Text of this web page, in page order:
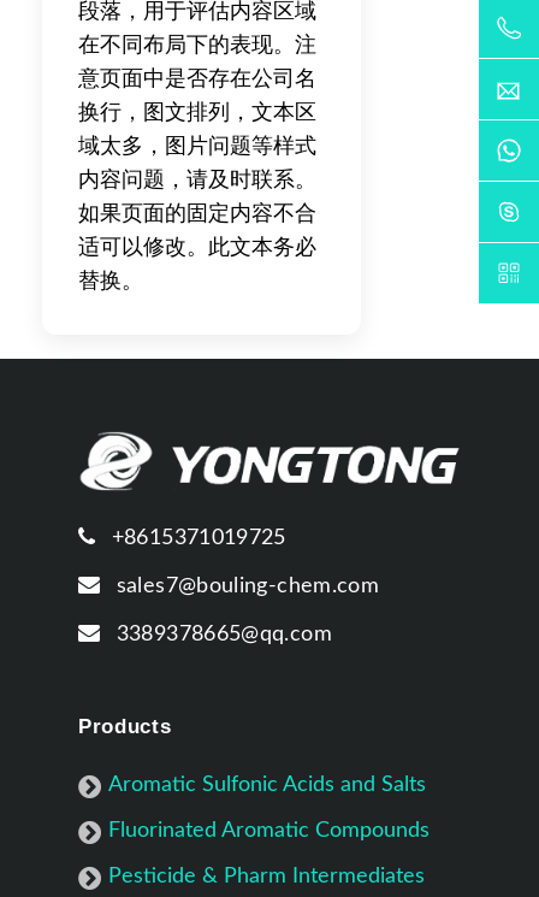
段落，用于评估内容区域
在不同布局下的表现。注
意页面中是否存在公司名
换行，图文排列，文本区
域太多，图片问题等样式
内容问题，请及时联系。
如果页面的固定内容不合
适可以修改。此文本务必
替换。
+8615371019725
sales7@bouling-chem.com
3389378665@qq.com
Products
Aromatic Sulfonic Acids and Salts
Fluorinated Aromatic Compounds
Pesticide & Pharm Intermediates